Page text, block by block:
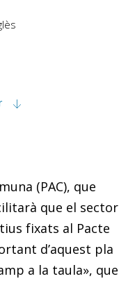
(PAC), que
que el sector
fixats al Pacte
d’aquest pla
a la taula», que